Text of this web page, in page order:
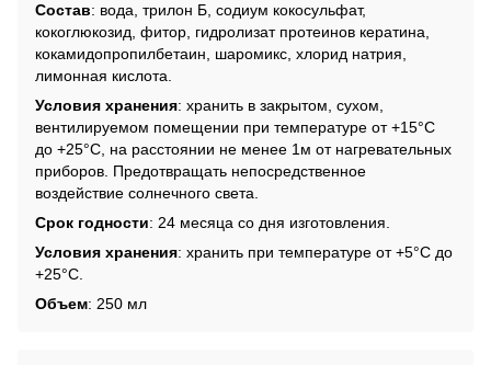
Состав: вода, трилон Б, содиум кокосульфат,
кокоглюкозид, фитор, гидролизат протеинов кератина,
кокамидопропилбетаин, шаромикс, хлорид натрия,
лимонная кислота.
Условия хранения: хранить в закрытом, сухом,
вентилируемом помещении при температуре от +15°С
до +25°С, на расстоянии не менее 1м от нагревательных
приборов. Предотвращать непосредственное
воздействие солнечного света.
Срок годности: 24 месяца со дня изготовления.
Условия хранения: хранить при температуре от +5°С до
+25°С.
Объем: 250 мл